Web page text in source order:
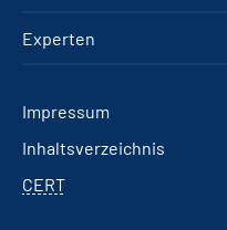
Experten
Impressum
Inhaltsverzeichnis
CERT